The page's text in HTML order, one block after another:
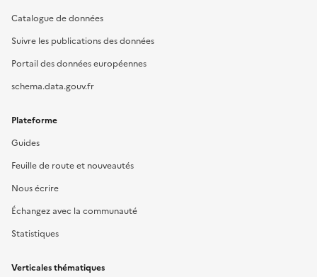
Catalogue de données
Suivre les publications des données
Portail des données européennes
schema.data.gouv.fr
Plateforme
Guides
Feuille de route et nouveautés
Nous écrire
Échangez avec la communauté
Statistiques
Verticales thématiques